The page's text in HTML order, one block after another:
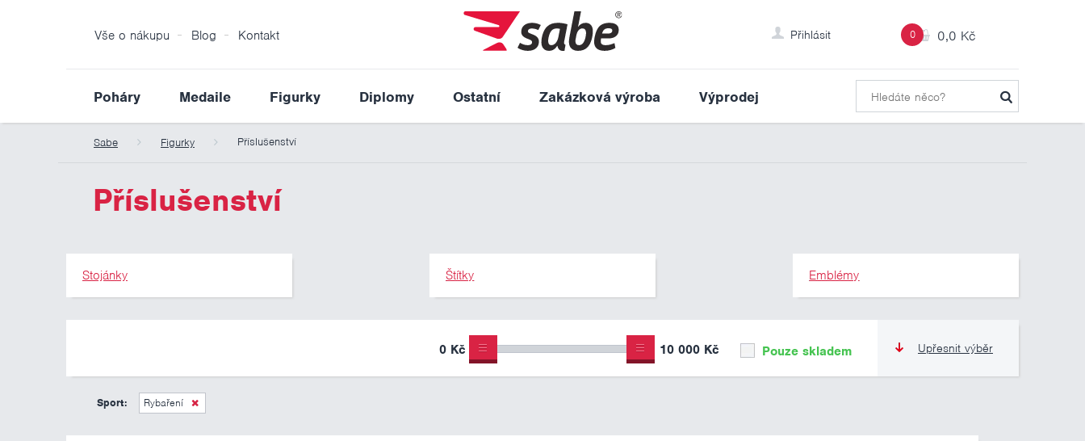
0 0,0 Kč
Přihlásit
Vše o nákupu Blog Kontakt
Poháry Medaile Figurky Diplomy Ostatní Zakázková výroba Výprodej
Sabe Figurky Příslušenství
Příslušenství
Stojánky Štítky Emblémy
Upřesnit výběr
Pouze skladem
0 Kč 10 000 Kč
Sport: Rybaření